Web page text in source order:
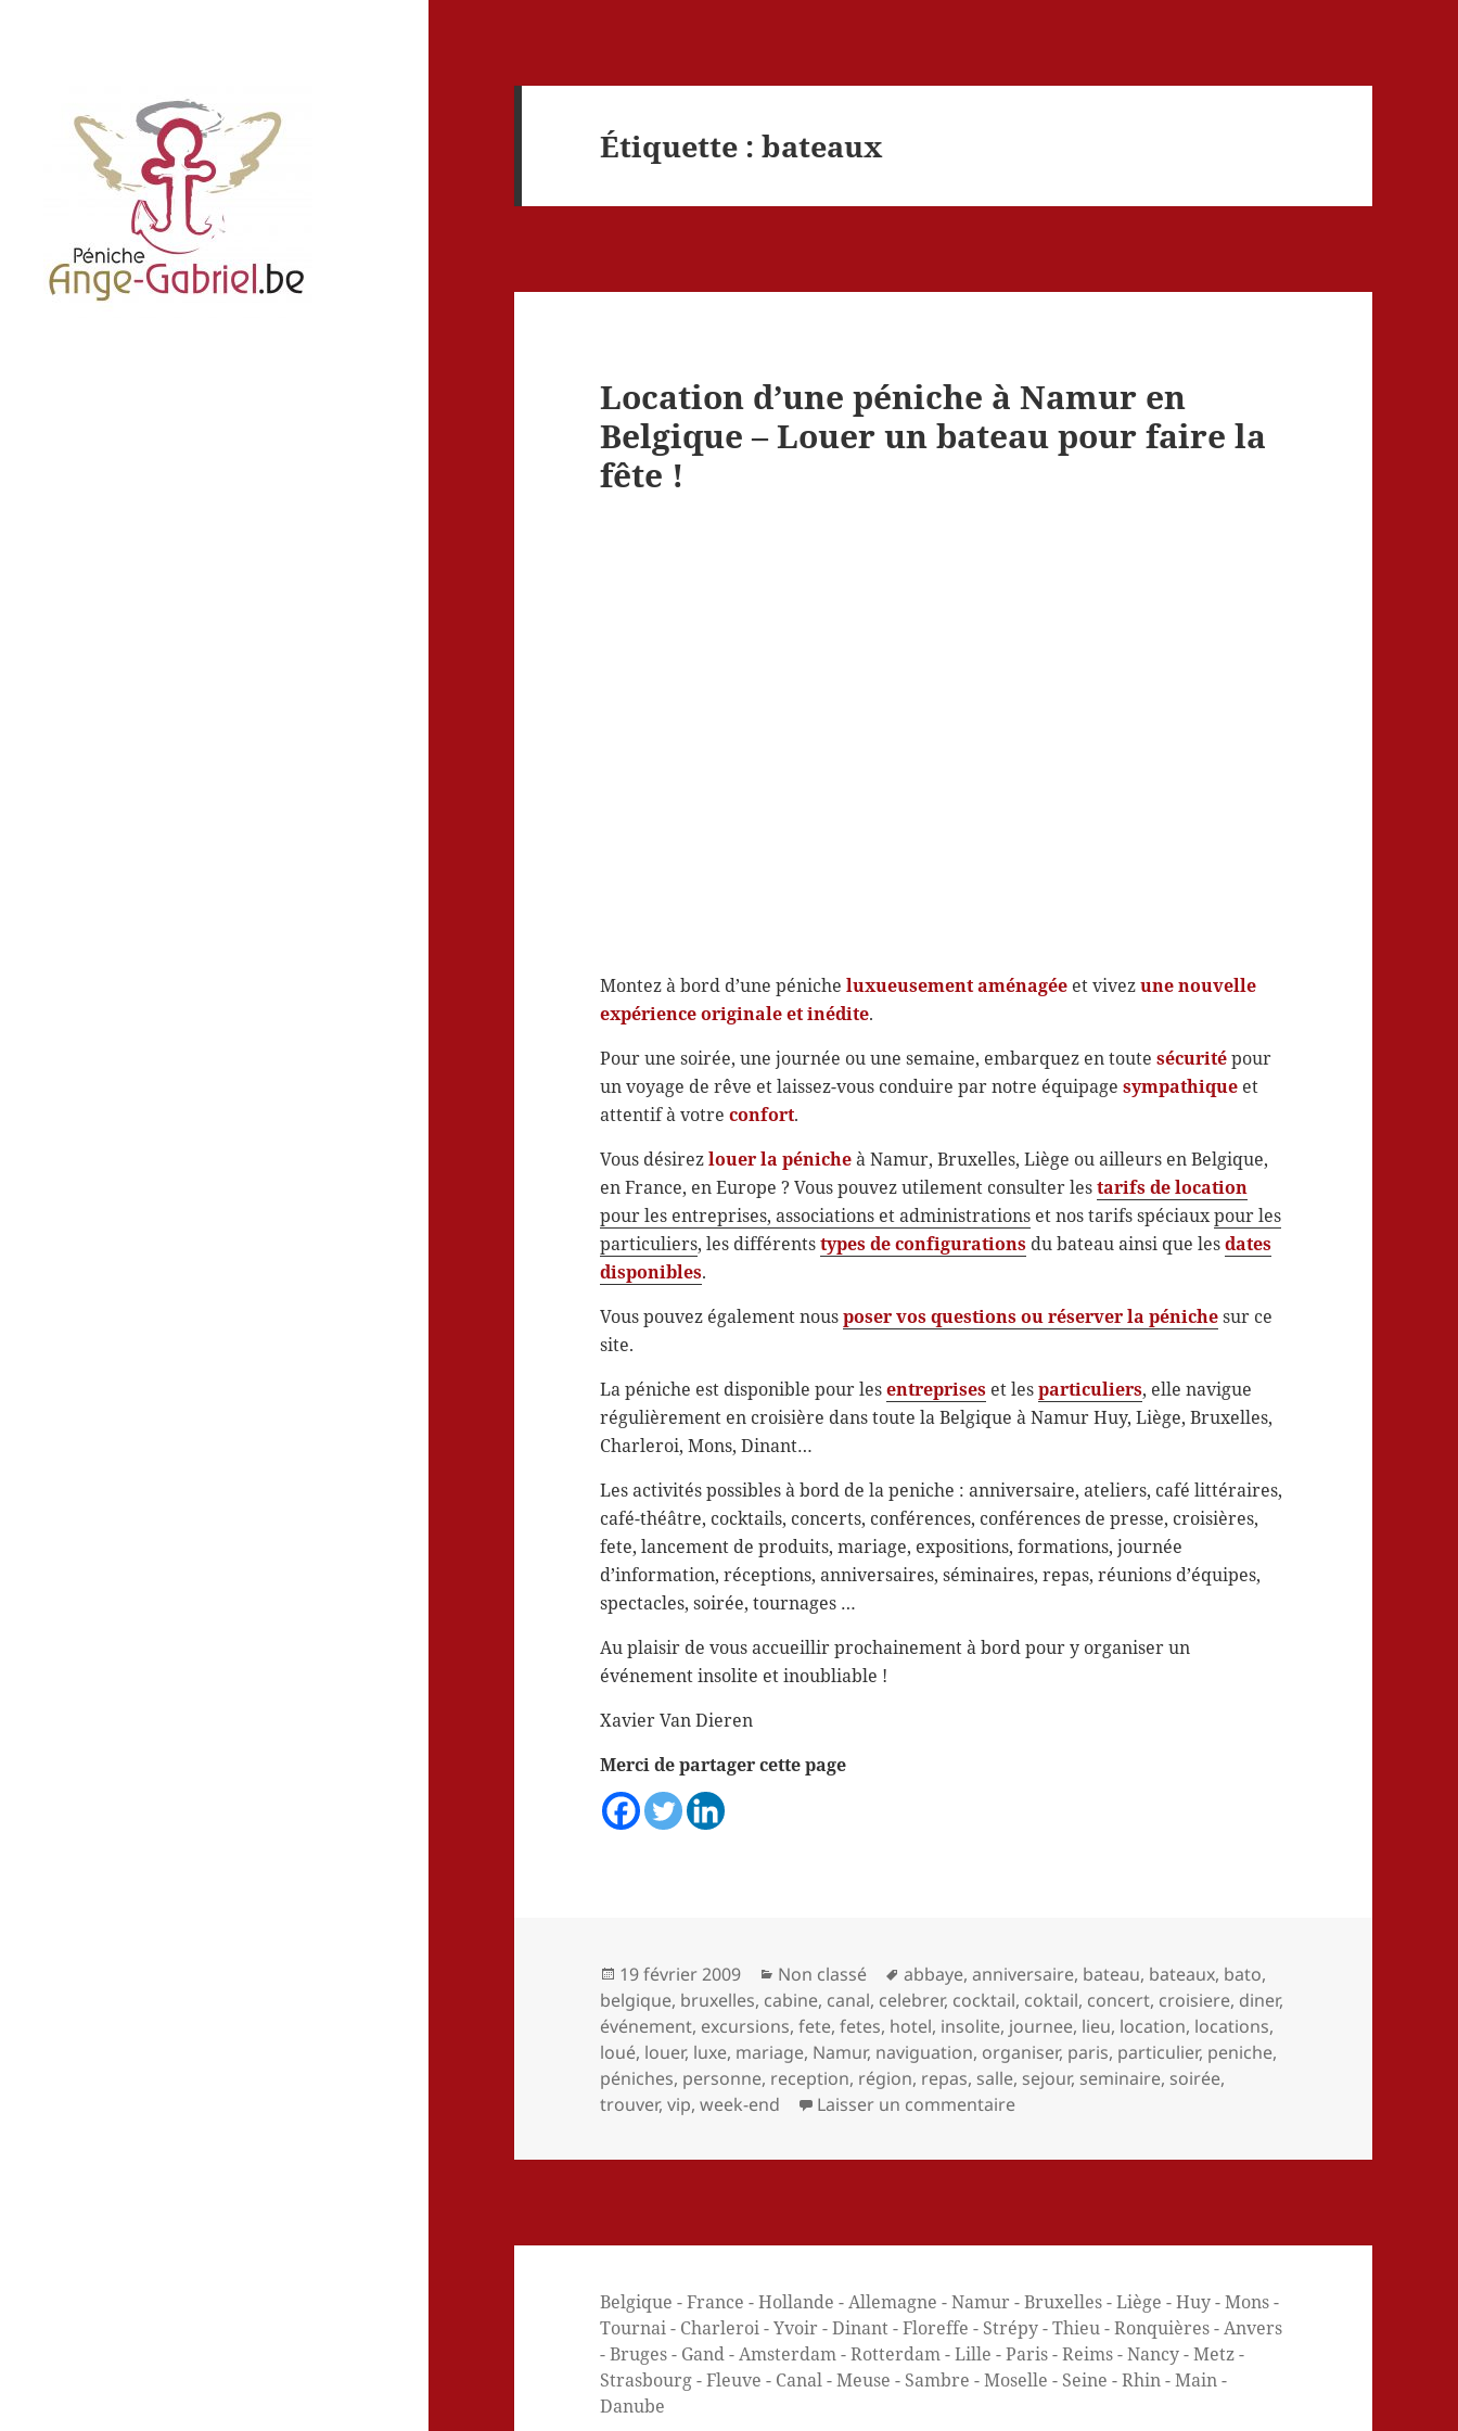
Étiquette :bateaux
Location d’une péniche à Namur en
Belgique – Louer un bateau pour faire la
fête !
Montez à bord d’une pénicheluxueusement aménagée et vivezune nouvelle
expérience originale et inédite.
Pour une soirée, une journée ou une semaine, embarquez en toutesécuritépour
un voyage de rêve et laissez-vous conduire par notre équipagesympathique et
attentif à votreconfort.
Vous désirezlouer la pénicheà Namur, Bruxelles, Liège ou ailleurs en Belgique,
en France, en Europe ? Vous pouvez utilement consulter lestarifs de location
pour les entreprises, associations et administrations et nos tarifs spéciauxpour les
particuliers, les différentstypes de configurations du bateau ainsi que lesdates
disponibles.
Vous pouvez également nousposer vos questions ou réserver la pénichesur ce
site.
La péniche est disponible pour lesentreprises et lesparticuliers, elle navigue
régulièrement en croisière dans toute la Belgique à Namur Huy, Liège, Bruxelles,
Charleroi, Mons, Dinant…
Les activités possibles à bord de la peniche : anniversaire, ateliers, café littéraires,
café-théâtre, cocktails, concerts, conférences, conférences de presse, croisières,
fete, lancement de produits, mariage, expositions, formations, journée
d’information, réceptions, anniversaires, séminaires, repas, réunions d’équipes,
spectacles, soirée, tournages …
Au plaisir de vous accueillir prochainement à bord pour y organiser un
événement insolite et inoubliable !
Xavier Van Dieren
Merci de partager cette page
Publié
le
19 février 2009 Catégories
Non classé
Mots-
clés
abbaye,anniversaire, bateau, bateaux, bato,
belgique, bruxelles, cabine, canal, celebrer, cocktail, coktail, concert, croisiere, diner,
événement, excursions,fete,fetes, hotel, insolite, journee, lieu, location, locations,
loué, louer, luxe, mariage, Namur, naviguation, organiser, paris, particulier, peniche,
péniches, personne, reception, région, repas, salle, sejour, seminaire, soirée,
trouver,vip,week-end Laisser un commentairesur Location d’une péniche à Namur en Belgique –
Belgique - France - Hollande - Allemagne - Namur - Bruxelles - Liège - Huy - Mons -
Tournai - Charleroi - Yvoir - Dinant - Floreffe - Strépy - Thieu - Ronquières - Anvers
- Bruges - Gand - Amsterdam - Rotterdam - Lille - Paris - Reims - Nancy - Metz -
Strasbourg - Fleuve - Canal - Meuse - Sambre - Moselle - Seine - Rhin - Main -
Danube